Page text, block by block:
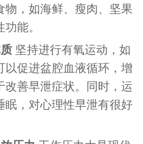
物，如海鲜、瘦肉、坚果
能。
坚持进行有氧运动，如
以促进盆腔血液循环，增
改善早泄症状。同时，运
眠，对心理性早泄有很好